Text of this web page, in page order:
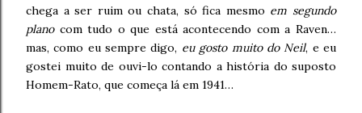
chega a ser ruim ou chata, só fica mesmo em segundo
planocom tudo o que está acontecendo com a Raven…
mas, como eu sempre digo, eu gosto muito do Neil, e eu
gostei muito de ouvi-lo contando a história do suposto
Homem-Rato, que começa lá em 1941…